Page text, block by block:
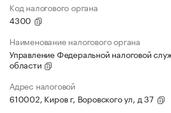
Код налогового органа
4300
Наименование налогового органа
Управление Федеральной налоговой
области
Адрес налоговой
610002, Киров г, Воровского ул, д 37